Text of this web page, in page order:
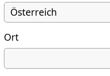
Ort